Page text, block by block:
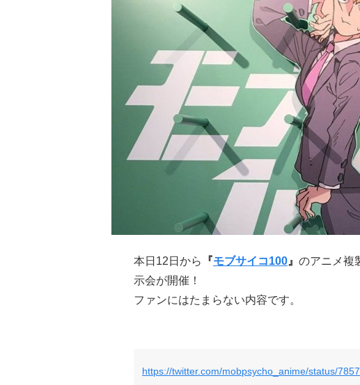
本日12日から 『モブサイコ100 』 のアニメ複
示会が開催！
ファンにはたまらない内容です。
https://twitter.com/mobpsycho_anime/status/